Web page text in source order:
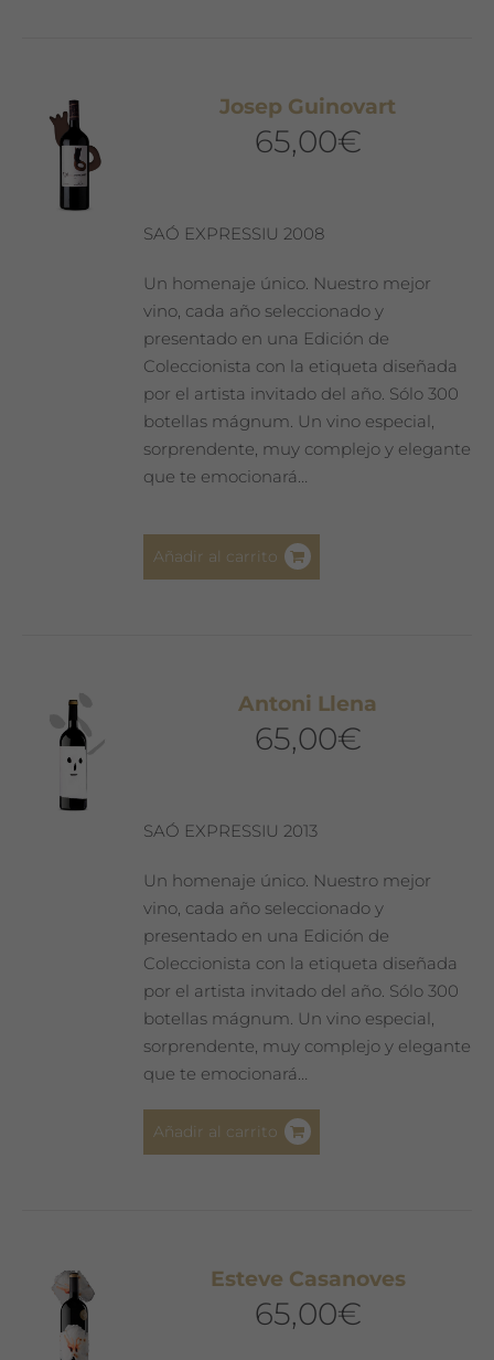
opciones
página
de
producto
Josep Guinovart
65,00€
SAÓ EXPRESSIU 2008
Un homenaje único. Nuestro mejor
vino, cada año seleccionado y
presentado en una Edición de
Coleccionista con la etiqueta diseñada
por el artista invitado del año. Sólo 300
botellas mágnum. Un vino especial,
sorprendente, muy complejo y elegante
que te emocionará…
Añadir al carrito
Antoni Llena
65,00€
SAÓ EXPRESSIU 2013
Un homenaje único. Nuestro mejor
vino, cada año seleccionado y
presentado en una Edición de
Coleccionista con la etiqueta diseñada
por el artista invitado del año. Sólo 300
botellas mágnum. Un vino especial,
sorprendente, muy complejo y elegante
que te emocionará…
Añadir al carrito
Esteve Casanoves
65,00€